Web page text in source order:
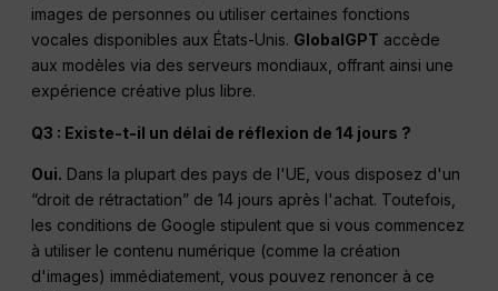
images de personnes ou utiliser certaines fonctions
vocales disponibles aux États-Unis. GlobalGPT accède
aux modèles via des serveurs mondiaux, offrant ainsi une
expérience créative plus libre.
Q3 : Existe-t-il un délai de réflexion de 14 jours ?
Oui. Dans la plupart des pays de l'UE, vous disposez d'un
“droit de rétractation” de 14 jours après l'achat. Toutefois,
les conditions de Google stipulent que si vous commencez
à utiliser le contenu numérique (comme la création
d'images) immédiatement, vous pouvez renoncer à ce